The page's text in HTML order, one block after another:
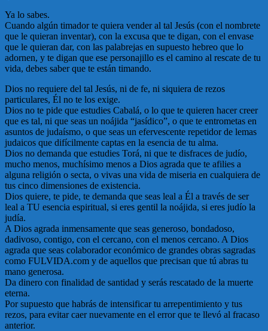
Ya lo sabes.
Cuando algún timador te quiera vender al tal Jesús (con el nombrete
que le quieran inventar), con la excusa que te digan, con el envase
que le quieran dar, con las palabrejas en supuesto hebreo que lo
adornen, y te digan que ese personajillo es el camino al rescate de tu
vida, debes saber que te están timando.
Dios no requiere del tal Jesús, ni de fe, ni siquiera de rezos
particulares, Él no te los exige.
Dios no te pide que estudies Cabalá, o lo que te quieren hacer creer
que es tal, ni que seas un noájida “jasídico”, o que te entrometas en
asuntos de judaísmo, o que seas un efervescente repetidor de lemas
judaicos que difícilmente captas en la esencia de tu alma.
Dios no demanda que estudies Torá, ni que te disfraces de judío,
mucho menos, muchísimo menos a Dios agrada que te afilies a
alguna religión o secta, o vivas una vida de miseria en cualquiera de
tus cinco dimensiones de existencia.
Dios quiere, te pide, te demanda que seas leal a Él a través de ser
leal a TU esencia espiritual, si eres gentil la noájida, si eres judío la
judía.
A Dios agrada inmensamente que seas generoso, bondadoso,
dadivoso, contigo, con el cercano, con el menos cercano. A Dios
agrada que seas colaborador económico de grandes obras sagradas
como FULVIDA.com y de aquellos que precisan que tú abras tu
mano generosa.
Da dinero con finalidad de santidad y serás rescatado de la muerte
eterna.
Por supuesto que habrás de intensificar tu arrepentimiento y tus
rezos, para evitar caer nuevamente en el error que te llevó al fracaso
anterior.